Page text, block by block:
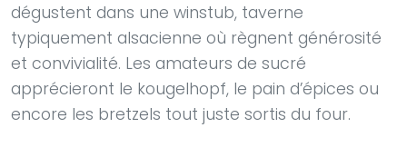
dégustent dans une winstub, taverne
typiquement alsacienne où règnent générosité
et convivialité. Les amateurs de sucré
apprécieront le kougelhopf, le pain d’épices ou
encore les bretzels tout juste sortis du four.